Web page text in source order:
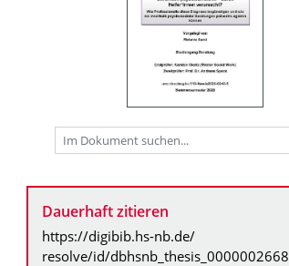
Dauerhaft zitieren
https://digibib.hs-nb.de/
resolve/id/dbhsnb_thesis_0000002668